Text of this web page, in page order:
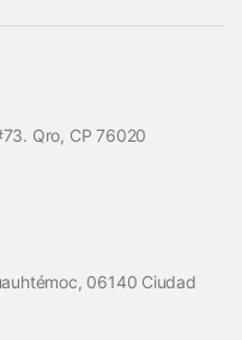
Qro, CP 76020
06140 Ciudad